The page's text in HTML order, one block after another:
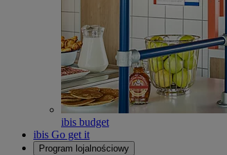
ibis budget
ibis Go get it
Program lojalnościowy